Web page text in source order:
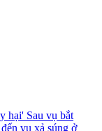
hại' Sau vụ bắt
vụ xả súng ở